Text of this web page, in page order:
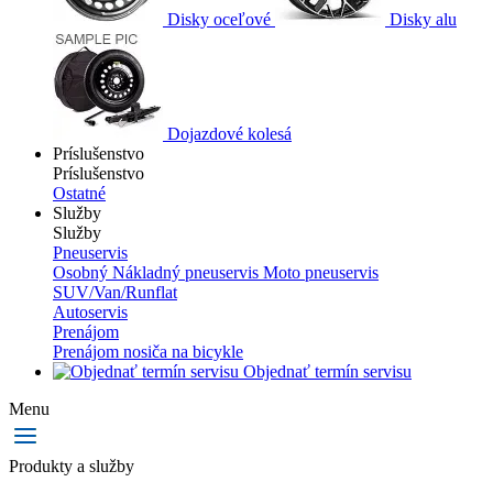
Disky oceľové Disky alu
Dojazdové kolesá
Príslušenstvo
Príslušenstvo
Ostatné
Služby
Služby
Pneuservis
Osobný Nákladný pneuservis Moto pneuservis
SUV/Van/Runflat
Autoservis
Prenájom
Prenájom nosiča na bicykle
Objednať termín servisu
Menu
Produkty a služby